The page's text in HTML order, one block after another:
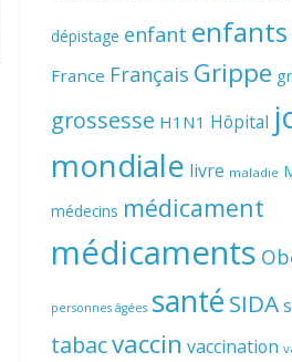
dépistage enfant enfants
France Français Grippe
grossesse H1N1 Hôpital
mondiale livre maladie
médecins médicament
médicaments
personnes âgées santé SIDA
tabacvaccin vaccination